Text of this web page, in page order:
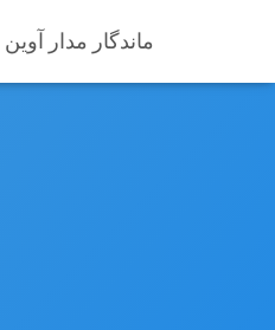
ماندگار مدار آوین